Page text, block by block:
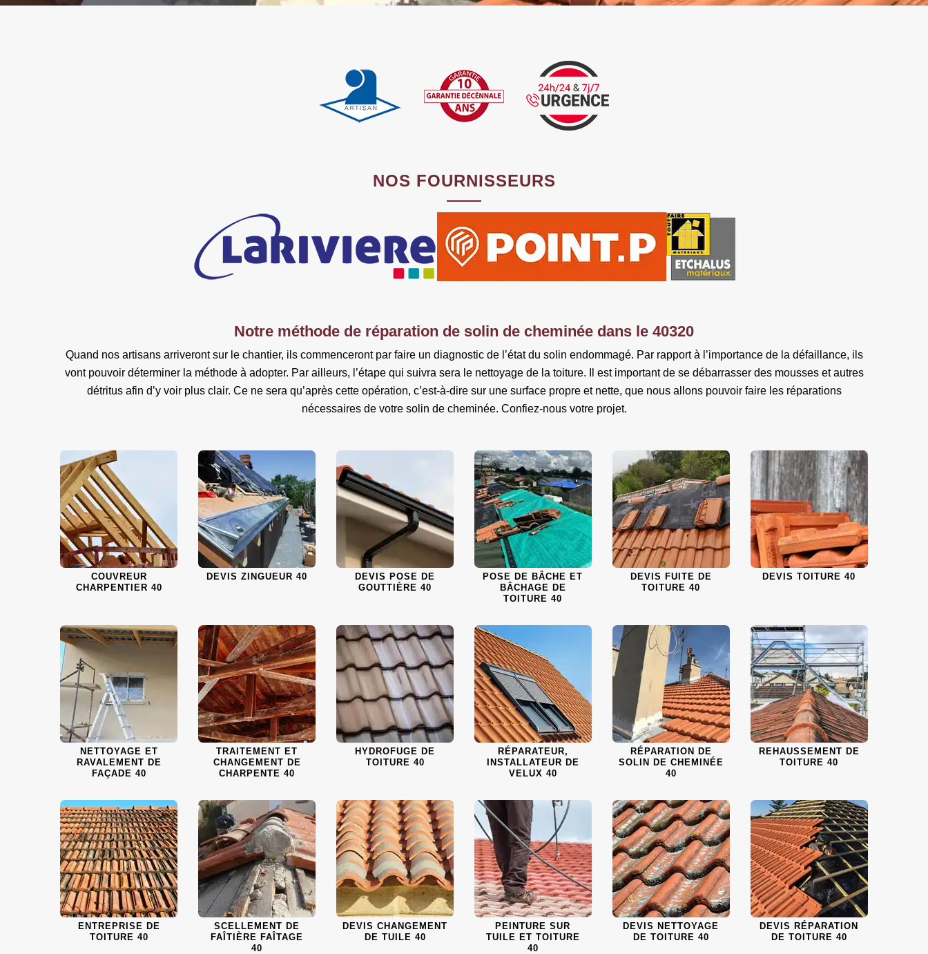
NOS FOURNISSEURS
Notre méthode de réparation de solin de cheminée dans le 40320
Quand nos artisans arriveront sur le chantier, ils commenceront par faire un diagnostic de l’état du solin endommagé. Par rapport à l’importance de la défaillance, ils
vont pouvoir déterminer la méthode à adopter. Par ailleurs, l’étape qui suivra sera le nettoyage de la toiture. Il est important de se débarrasser des mousses et autres
détritus afin d’y voir plus clair. Ce ne sera qu’après cette opération, c’est-à-dire sur une surface propre et nette, que nous allons pouvoir faire les réparations
nécessaires de votre solin de cheminée. Confiez-nous votre projet.
COUVREUR
CHARPENTIER 40
DEVIS ZINGUEUR 40
DEVIS POSE DE
GOUTTIÈRE 40
POSE DE BÂCHE ET
BÂCHAGE DE
TOITURE 40
DEVIS FUITE DE
TOITURE 40
DEVIS TOITURE 40
NETTOYAGE ET
RAVALEMENT DE
FAÇADE 40
TRAITEMENT ET
CHANGEMENT DE
CHARPENTE 40
HYDROFUGE DE
TOITURE 40
RÉPARATEUR,
INSTALLATEUR DE
VELUX 40
RÉPARATION DE
SOLIN DE CHEMINÉE
40
REHAUSSEMENT DE
TOITURE 40
ENTREPRISE DE
TOITURE 40
SCELLEMENT DE
FAÎTIÈRE FAÎTAGE
40
DEVIS CHANGEMENT
DE TUILE 40
PEINTURE SUR
TUILE ET TOITURE
40
DEVIS NETTOYAGE
DE TOITURE 40
DEVIS RÉPARATION
DE TOITURE 40